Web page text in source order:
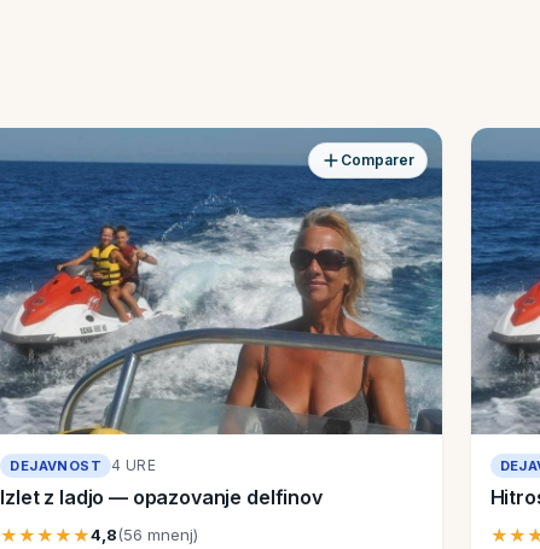
DEJAVNOST 4 URE
Izlet z ladjo — opazovanje delfinov
★★★★★4,8(56 mnenj)
Comparer